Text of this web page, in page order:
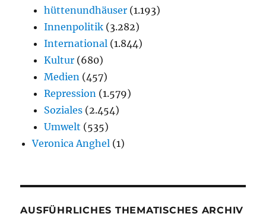
hüttenundhäuser (1.193)
Innenpolitik (3.282)
International (1.844)
Kultur (680)
Medien (457)
Repression (1.579)
Soziales (2.454)
Umwelt (535)
Veronica Anghel (1)
AUSFÜHRLICHES THEMATISCHES ARCHIV